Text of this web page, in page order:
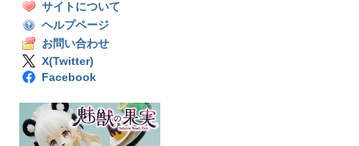
サイトについて
ヘルプページ
お問い合わせ
X(Twitter)
Facebook